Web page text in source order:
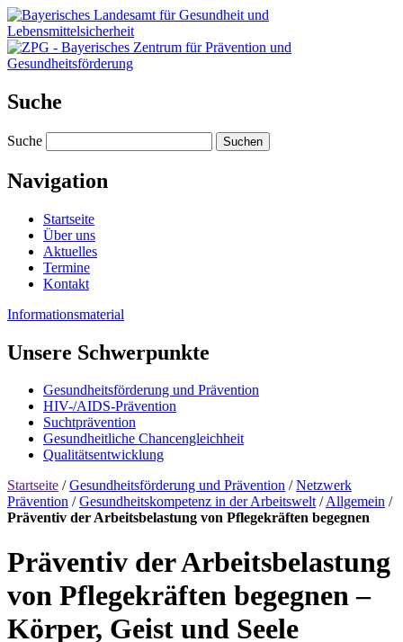
Suche
Suche
Navigation
Startseite
Über uns
Aktuelles
Termine
Kontakt
Informations­material
Unsere Schwer­punkte
Gesundheitsförderung und Prävention
HIV-/AIDS-Prävention
Sucht­prävention
Gesundheitliche Chancengleichheit
Qualitäts­entwicklung
Startseite /Gesundheitsförderung und Prävention /Netzwerk
Prävention /Gesundheitskompetenz in der Arbeitswelt/Allgemein /
Präventiv der Arbeitsbelastung von Pflegekräften begegnen
Präventiv der Arbeitsbelastung
von Pflegekräften begegnen –
Körper, Geist und Seele